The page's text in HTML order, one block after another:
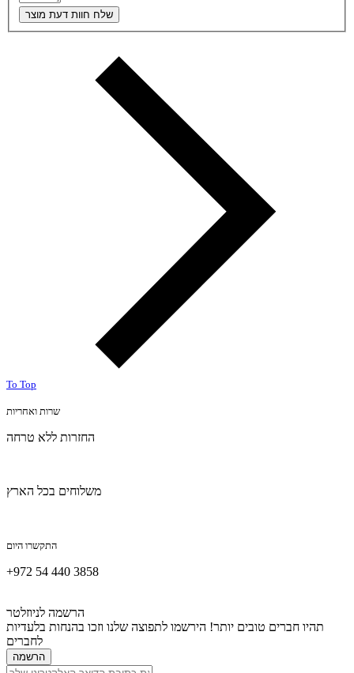
שלח חוות דעת מוצר
To Top
שרות ואחריות
החזרות ללא טרחה
משלוחים בכל הארץ
התקשרו היום
+972 54 440 3858
הרשמה לניוזלטר
תהיו חברים טובים יותר! הירשמו לתפוצה שלנו וזכו בהנחות בלעדיות
לחברים
הרשמה